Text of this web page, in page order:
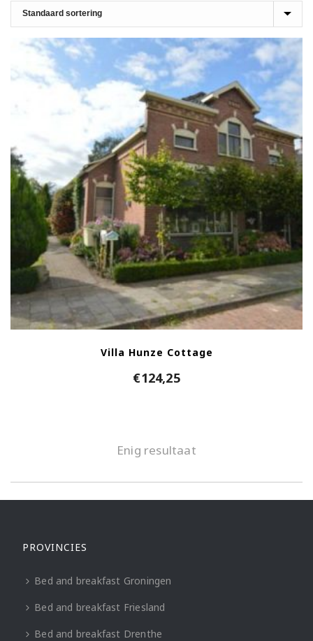
Villa Hunze Cottage
€124,25
Enig resultaat
PROVINCIES
Bed and breakfast Groningen
Bed and breakfast Friesland
Bed and breakfast Drenthe